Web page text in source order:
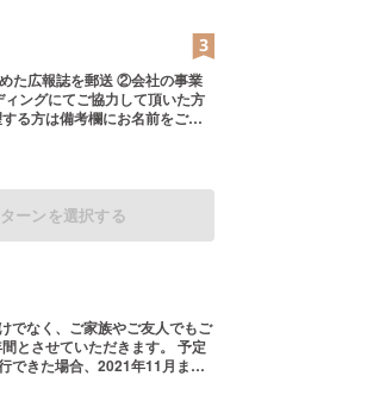
を郵送 ②会社の事業
ングにてご協力して頂いた方
る方は備考欄にお名前をご記
ーンを選択する
でなく、ご家族やご友人でもご
とさせていただきます。 予定
できた場合、2021年11月まで